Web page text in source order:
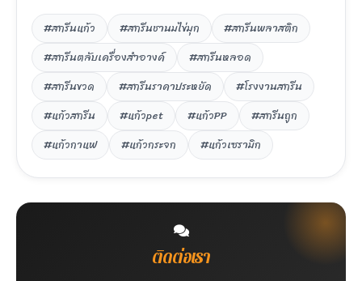
#สกรีนแก้ว #สกรีนชานมไข่มุก
#สกรีนพลาสติก
#สกรีนตลับเครื่องสำอางค์
#สกรีนหลอด
#สกรีนขวด
#สกรีนราคาประหยัด
#โรงงานสกรีน
#แก้วสกรีน
#แก้วpet #แก้วPP
#สกรีนถูก
#แก้วกาแฟ
#แก้วกระจก #แก้วเซรามิก
ติดต่อเรา